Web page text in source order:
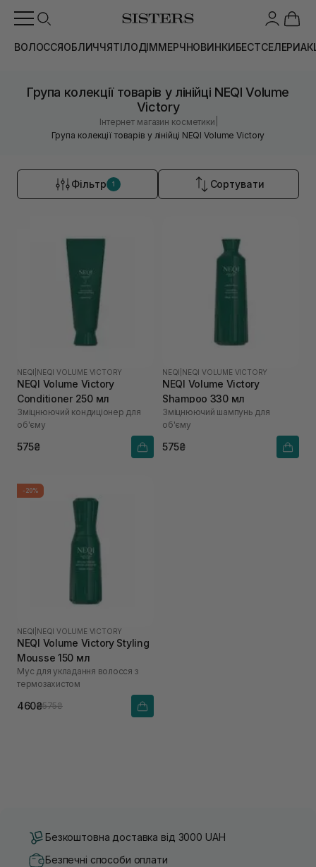
ВОЛОССЯОБЛИЧЧЯТІЛОДІММЕРЧНОВИНКИБЕСТСЕЛЕРИ
Група колекції товарів у лінійці NEQI Volume
Victory
Інтернет магазин косметики
Група колекції товарів у лінійці NEQI Volume Victory
Фільтр 1 Сортувати
NEQI NEQI VOLUME VICTORY
NEQI Volume Victory
Conditioner 250 мл
Зміцнюючий кондиціонер для
об'єму
575₴
NEQI NEQI VOLUME VICTORY
NEQI Volume Victory
Shampoo 330 мл
Зміцнюючий шампунь для
об'єму
575₴
-20%
NEQI NEQI VOLUME VICTORY
NEQI Volume Victory Styling
Mousse 150 мл
Мус для укладання волосся з
термозахистом
460₴575₴
Безкоштовна доставка від 3000 UAH
Безпечні способи оплати